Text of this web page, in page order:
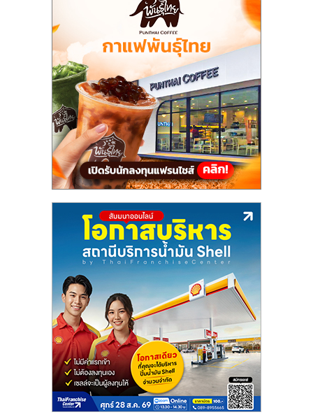
ปรึกษา
แฟ
ไชส์,
รวม
ไชส์
ขาย
แฟ